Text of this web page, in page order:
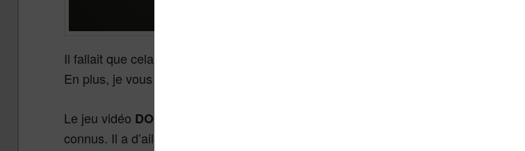
Il fallait que cela arrive un jour et j’ai enfin réussi à jouer au jeu vidéo
En plus, je vous explique comment le faire vous aussi sur cette page (et cette vidéo).
Le jeu vidéo DOOM
connus. Il a d’ailleurs connu de nombreuses suites.